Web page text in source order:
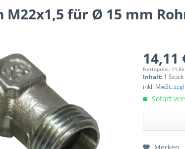
für Ø 15 mm
14,11
Nettopreis:
Inhalt: 1 Stück
inkl. MwSt.
Sofort